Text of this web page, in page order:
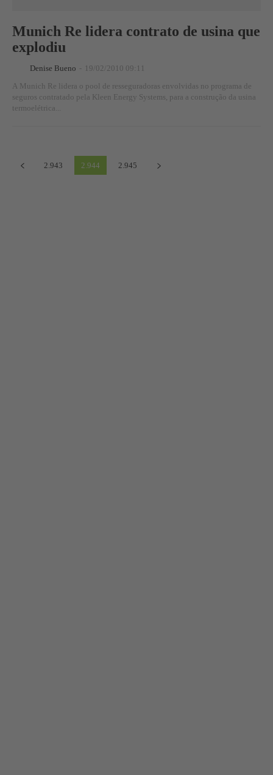
Munich Re lidera contrato de usina que
explodiu
Denise Bueno - 19/02/2010 09:11
A Munich Re lidera o pool de resseguradoras envolvidas no programa de
seguros contratado pela Kleen Energy Systems, para a construção da usina
termoelétrica...
2.943 2.944 2.945